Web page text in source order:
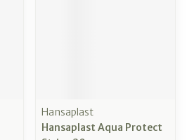
Hansaplast
Hansaplast Aqua Protect